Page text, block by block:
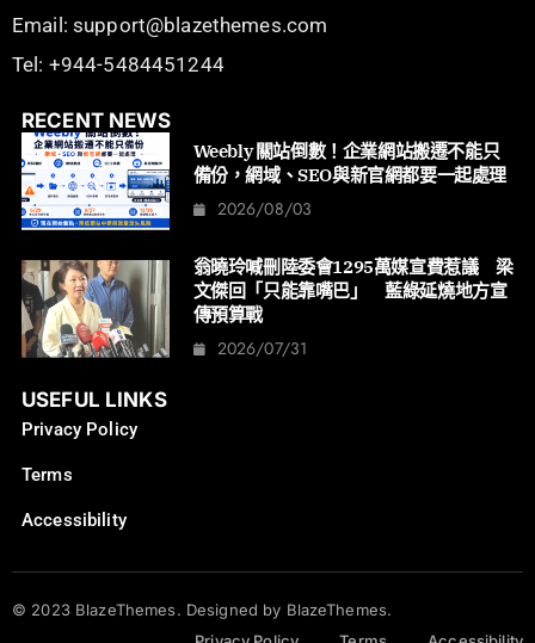
Email: support@blazethemes.com
Tel: +944-5484451244
RECENT NEWS
Weebly 關站倒數！企業網站搬遷不能只
備份，網域、SEO與新官網都要一起處理
2026/08/03
翁曉玲喊刪陸委會1295萬媒宣費惹議 梁
文傑回「只能靠嘴巴」 藍綠延燒地方宣
傳預算戰
2026/07/31
USEFUL LINKS
Privacy Policy
Terms
Accessibility
© 2023 BlazeThemes. Designed by BlazeThemes.